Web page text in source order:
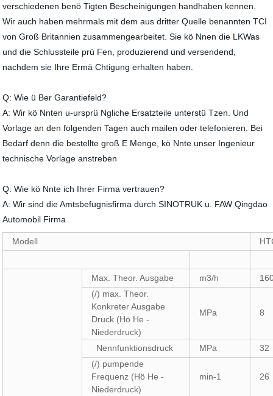
verschiedenen benö Tigten Bescheinigungen handhaben kennen.
Wir auch haben mehrmals mit dem aus dritter Quelle benannten TCI
von Groß Britannien zusammengearbeitet. Sie kö Nnen die LKWas
und die Schlussteile prü Fen, produzierend und versendend,
nachdem sie Ihre Ermä Chtigung erhalten haben.
Q: Wie ü Ber Garantiefeld?
A: Wir kö Nnten u-ursprü Ngliche Ersatzteile unterstü Tzen. Und
Vorlage an den folgenden Tagen auch mailen oder telefonieren. Bei
Bedarf denn die bestellte groß E Menge, kö Nnte unser Ingenieur
technische Vorlage anstreben
Q: Wie kö Nnte ich Ihrer Firma vertrauen?
A: Wir sind die Amtsbefugnisfirma durch SINOTRUK u. FAW Qingdao
Automobil Firma
Modell
Max. Theor. Ausgabe m3/h
(/) max. Theor.
Konkreter Ausgabe
Druck (Hö He -
Niederdruck)
MPa 8
Nennfunktionsdruck MPa
32
(/) pumpende
Frequenz (Hö He -
Niederdruck)
min-1 26